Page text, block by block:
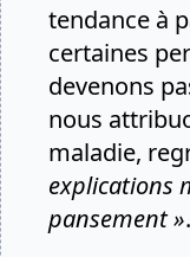
tendance à
certaines
devenons
nous
maladie,
explications
pansement ».